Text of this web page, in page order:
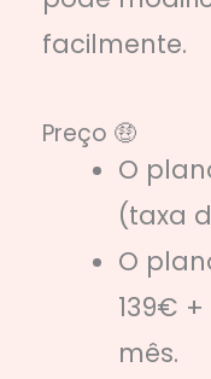
facilmente.
Preço 🤑
O
(taxa
O
139€
mês.